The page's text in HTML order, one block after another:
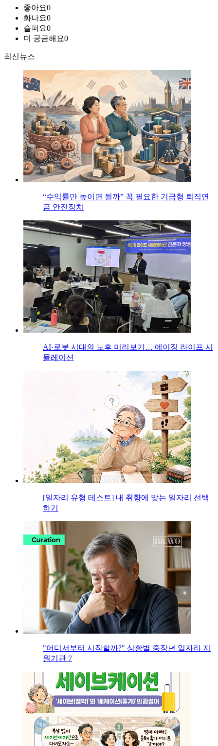
좋아요0
화나요0
슬퍼요0
더 궁금해요0
최신뉴스
“수익률만 높이면 될까” 꼭 필요한 기금형 퇴직연
금 안전장치
AI·로봇 시대의 노후 미리보기… 에이징 라이프 시
뮬레이션
[일자리 유형 테스트] 내 취향에 맞는 일자리 선택
하기
"어디서부터 시작할까?" 상황별 중장년 일자리 지
원기관 7